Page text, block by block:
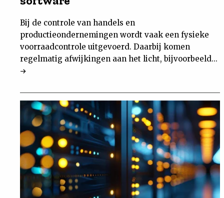
Bij de controle van handels en
productieondernemingen wordt vaak een fysieke
voorraadcontrole uitgevoerd. Daarbij komen
regelmatig afwijkingen aan het licht, bijvoorbeeld...